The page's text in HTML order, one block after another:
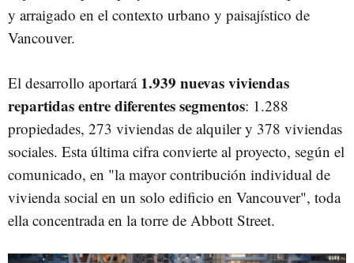
y arraigado en el contexto urbano y paisajístico de
Vancouver.
El desarrollo aportará 1.939 nuevas viviendas
repartidas entre diferentes segmentos: 1.288
propiedades, 273 viviendas de alquiler y 378 viviendas
sociales. Esta última cifra convierte al proyecto, según el
comunicado, en "la mayor contribución individual de
vivienda social en un solo edificio en Vancouver", toda
ella concentrada en la torre de Abbott Street.